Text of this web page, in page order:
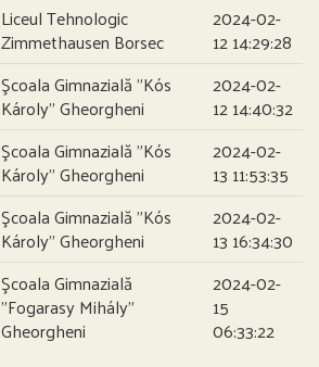
Liceul Tehnologic
Zimmethausen Borsec
2024-02-
12 14:29:28
Şcoala Gimnazială ”Kós
Károly” Gheorgheni
2024-02-
12 14:40:32
Şcoala Gimnazială ”Kós
Károly” Gheorgheni
2024-02-
13 11:53:35
Şcoala Gimnazială ”Kós
Károly” Gheorgheni
2024-02-
13 16:34:30
Şcoala Gimnazială
”Fogarasy Mihály”
Gheorgheni
2024-02-
15
06:33:22